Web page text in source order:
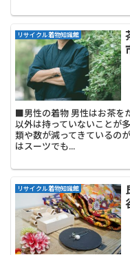
リサイクル着物知識館
■男性の着物 男性はお茶を
以外は持っていないことが
類や数が減ってきているの
はスーツでも...
リサイクル着物知識館